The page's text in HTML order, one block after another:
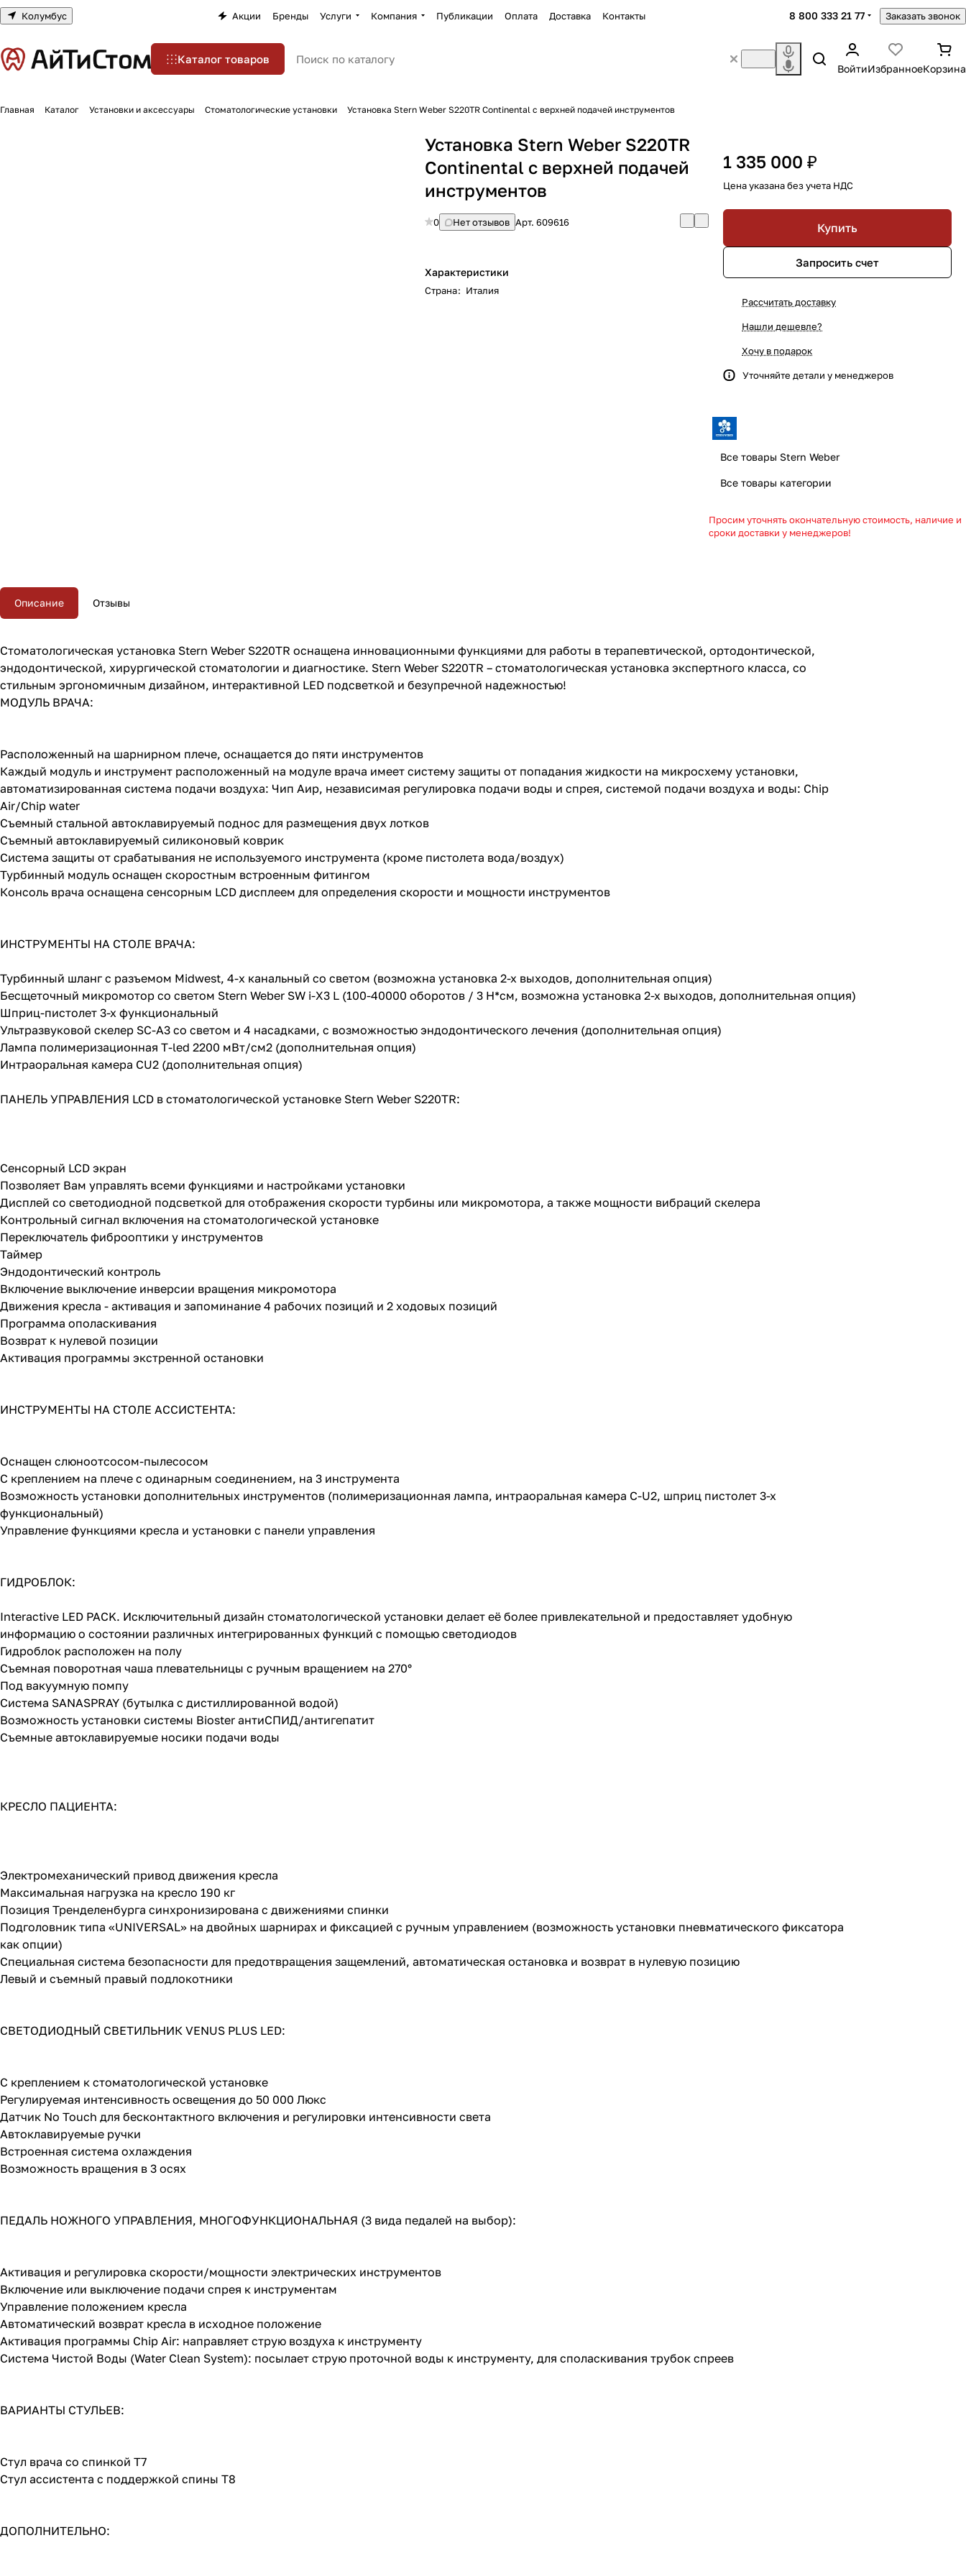
Колумбус Акции Бренды Услуги Компания Публикации Оплата Доставка Контакты 8 800 333 21 77 Заказать звонок
Каталог товаров
ВойтиИзбранноеКорзина
Главная Каталог Установки и аксессуары Стоматологические установки Установка Stern Weber S220TR Continental с верхней подачей инструментов
Установка Stern Weber S220TR
Continental с верхней подачей
инструментов
0 Нет отзывов Арт.609616
Характеристики
Страна: Италия
1 335 000 ₽
Цена указана без учета НДС
Купить
Запросить счет
Рассчитать доставку
Нашли дешевле?
Хочу в подарок
Уточняйте детали у менеджеров
Все товары Stern Weber
Все товары категории
Просим уточнять окончательную стоимость, наличие и
сроки доставки у менеджеров!
Описание Отзывы
Cтоматологическая установка Stern Weber S220TR оснащена инновационными функциями для работы в терапевтической, ортодонтической,
эндодонтической, хирургической стоматологии и диагностике. Stern Weber S220TR – стоматологическая установка экспертного класса, со
стильным эргономичным дизайном, интерактивной LED подсветкой и безупречной надежностью!
МОДУЛЬ ВРАЧА:
Расположенный на шарнирном плече, оснащается до пяти инструментов
Каждый модуль и инструмент расположенный на модуле врача имеет систему защиты от попадания жидкости на микросхему установки,
автоматизированная система подачи воздуха: Чип Аир, независимая регулировка подачи воды и спрея, системой подачи воздуха и воды: Chip
Air/Chip water
Съемный стальной автоклавируемый поднос для размещения двух лотков
Съемный автоклавируемый силиконовый коврик
Система защиты от срабатывания не используемого инструмента (кроме пистолета вода/воздух)
Турбинный модуль оснащен скоростным встроенным фитингом
Консоль врача оснащена сенсорным LCD дисплеем для определения скорости и мощности инструментов
ИНСТРУМЕНТЫ НА СТОЛЕ ВРАЧА:
Турбинный шланг с разъемом Midwest, 4-х канальный со светом (возможна установка 2-х выходов, дополнительная опция)
Бесщеточный микромотор со светом Stern Weber SW i-X3 L (100-40000 оборотов / 3 Н*см, возможна установка 2-х выходов, дополнительная опция)
Шприц-пистолет 3-х функциональный
Ультразвуковой скелер SC-A3 со светом и 4 насадками, с возможностью эндодонтического лечения (дополнительная опция)
Лампа полимеризационная T-led 2200 мВт/см2 (дополнительная опция)
Интраоральная камера CU2 (дополнительная опция)
ПАНЕЛЬ УПРАВЛЕНИЯ LCD в стоматологической установке Stern Weber S220TR:
Сенсорный LCD экран
Позволяет Вам управлять всеми функциями и настройками установки
Дисплей со светодиодной подсветкой для отображения скорости турбины или микромотора, а также мощности вибраций скелера
Контрольный сигнал включения на стоматологической установке
Переключатель фиброоптики у инструментов
Таймер
Эндодонтический контроль
Включение выключение инверсии вращения микромотора
Движения кресла - активация и запоминание 4 рабочих позиций и 2 ходовых позиций
Программа ополаскивания
Возврат к нулевой позиции
Активация программы экстренной остановки
ИНСТРУМЕНТЫ НА СТОЛЕ АССИСТЕНТА:
Оснащен слюноотсосом-пылесосом
С креплением на плече с одинарным соединением, на 3 инструмента
Возможность установки дополнительных инструментов (полимеризационная лампа, интраоральная камера C-U2, шприц пистолет 3-х
функциональный)
Управление функциями кресла и установки с панели управления
ГИДРОБЛОК:
Interactive LED PACK. Исключительный дизайн стоматологической установки делает её более привлекательной и предоставляет удобную
информацию о состоянии различных интегрированных функций с помощью светодиодов
Гидроблок расположен на полу
Съемная поворотная чаша плевательницы с ручным вращением на 270°
Под вакуумную помпу
Система SANASPRAY (бутылка с дистиллированной водой)
Возможность установки системы Bioster антиСПИД/антигепатит
Съемные автоклавируемые носики подачи воды
КРЕСЛО ПАЦИЕНТА:
Электромеханический привод движения кресла
Максимальная нагрузка на кресло 190 кг
Позиция Тренделенбурга синхронизирована с движениями спинки
Подголовник типа «UNIVERSAL» на двойных шарнирах и фиксацией с ручным управлением (возможность установки пневматического фиксатора
как опции)
Специальная система безопасности для предотвращения защемлений, автоматическая остановка и возврат в нулевую позицию
Левый и съемный правый подлокотники
СВЕТОДИОДНЫЙ СВЕТИЛЬНИК VENUS PLUS LED:
С креплением к стоматологической установке
Регулируемая интенсивность освещения до 50 000 Люкс
Датчик No Touch для бесконтактного включения и регулировки интенсивности света
Автоклавируемые ручки
Встроенная система охлаждения
Возможность вращения в 3 осях
ПЕДАЛЬ НОЖНОГО УПРАВЛЕНИЯ, МНОГОФУНКЦИОНАЛЬНАЯ (3 вида педалей на выбор):
Активация и регулировка скорости/мощности электрических инструментов
Включение или выключение подачи спрея к инструментам
Управление положением кресла
Автоматический возврат кресла в исходное положение
Активация программы Chip Air: направляет струю воздуха к инструменту
Система Чистой Воды (Water Clean System): посылает струю проточной воды к инструменту, для споласкивания трубок спреев
ВАРИАНТЫ СТУЛЬЕВ:
Стул врача со спинкой T7
Стул ассистента с поддержкой спины T8
ДОПОЛНИТЕЛЬНО: